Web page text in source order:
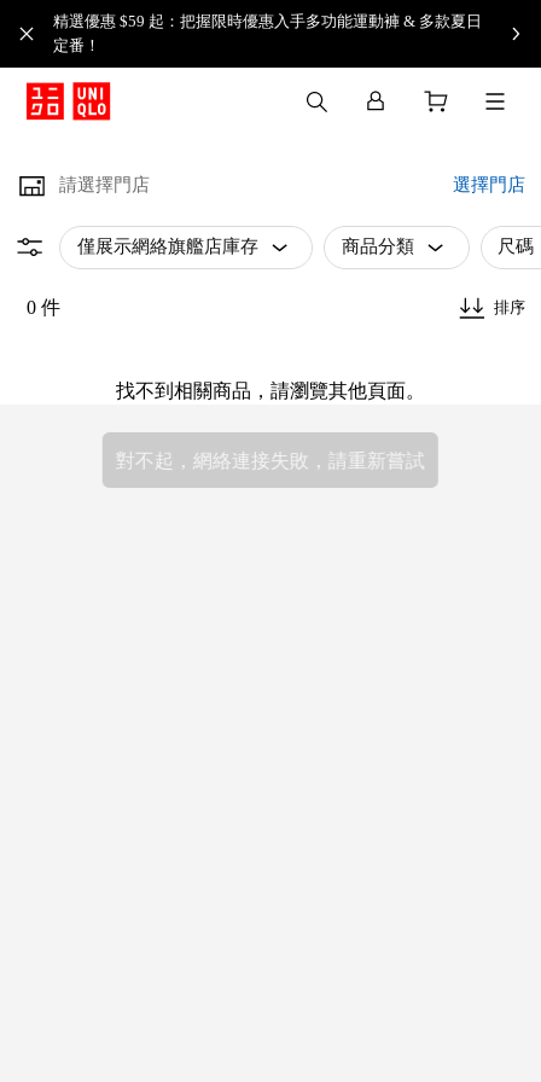
精選優惠 $59 起：把握限時優惠入手多功能運動褲 & 多款夏日
定番！​
請選擇門店 選擇門店
僅展示網絡旗艦店庫存 商品分類 尺碼
0 件 排序
找不到相關商品，請瀏覽其他頁面。